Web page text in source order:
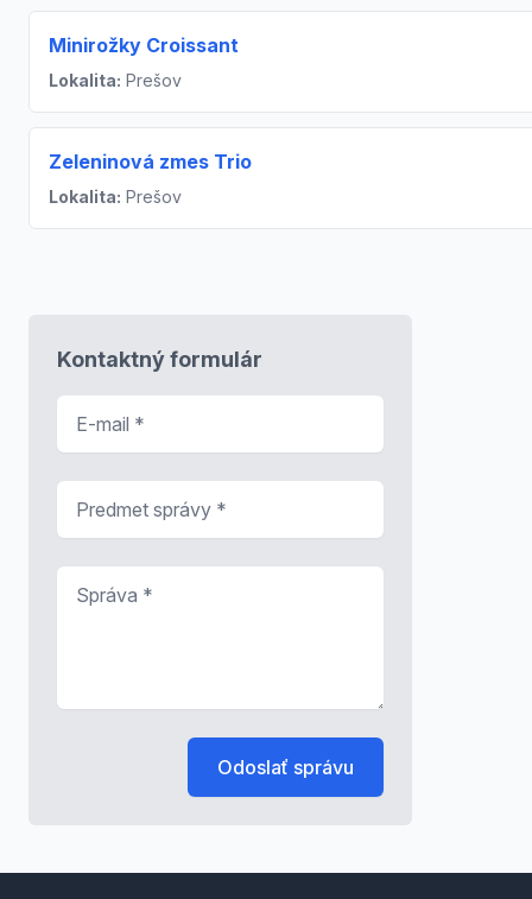
Minirožky Croissant
Lokalita: Prešov
Zeleninová zmes Trio
Lokalita: Prešov
Kontaktný formulár
Odoslať správu